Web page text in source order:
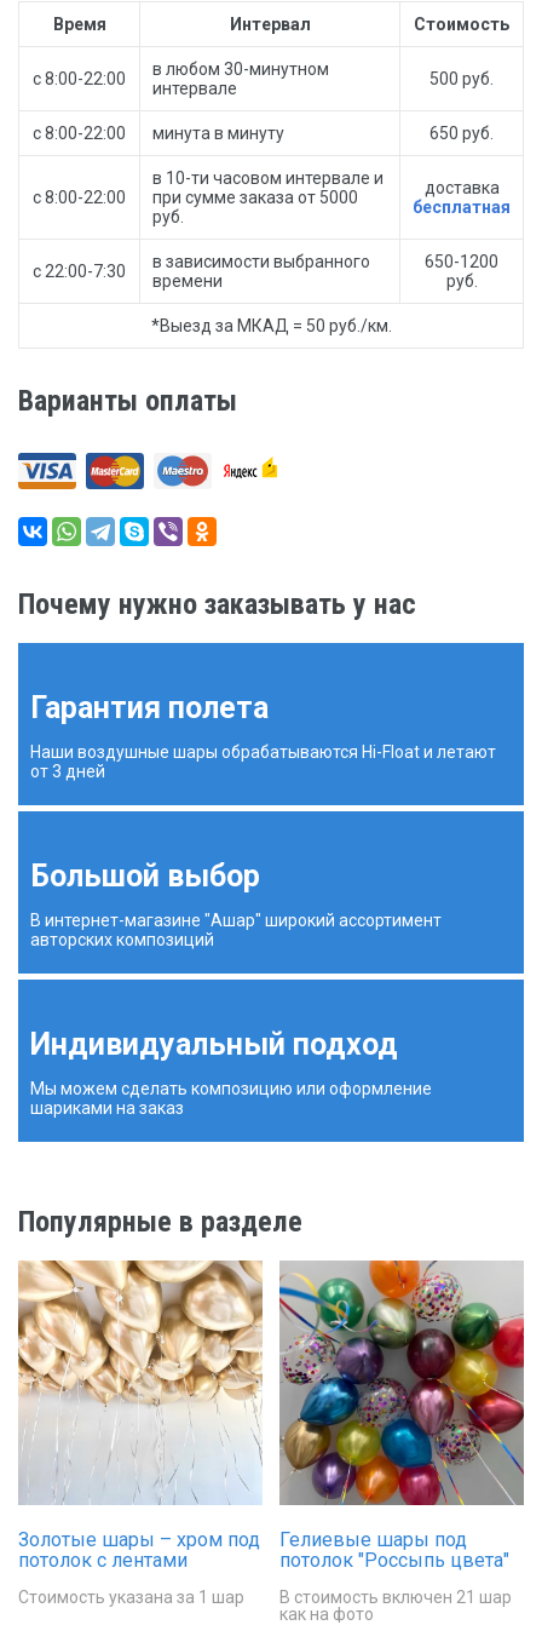
Время Интервал Стоимость
с 8:00-22:00
в любом 30-минутном
интервале
500 руб.
с 8:00-22:00 минута в минуту 650 руб.
с 8:00-22:00
в 10-ти часовом интервале и
при сумме заказа от 5000
руб.
доставка
бесплатная
с 22:00-7:30
в зависимости выбранного
времени
650-1200
руб.
*Выезд за МКАД = 50 руб./км.
Варианты оплаты
Почему нужно заказывать у нас
Гарантия полета
Наши воздушные шары обрабатываются Hi-Float и летают
от 3 дней
Большой выбор
В интернет-магазине "Ашар" широкий ассортимент
авторских композиций
Индивидуальный подход
Мы можем сделать композицию или оформление
шариками на заказ
Популярные в разделе
Золотые шары – хром под
потолок с лентами
Стоимость указана за 1 шар
Гелиевые шары под
потолок "Россыпь цвета"
В стоимость включен 21 шар
как на фото